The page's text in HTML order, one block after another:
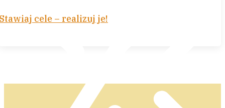
cele – realizuj je!